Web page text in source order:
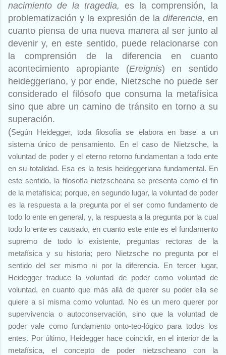
nacimiento de la tragedia, es la comprensión, la
problematización y la expresión de la diferencia, en
cuanto piensa de una nueva manera al ser junto al
devenir y, en este sentido, puede relacionarse con
la comprensión de la diferencia en cuanto
acontecimiento apropiante (Ereignis) en sentido
heideggeriano, y por ende, Nietzsche no puede ser
considerado el filósofo que consuma la metafísica
sino que abre un camino de tránsito en torno a su
superación.
(Según Heidegger, toda filosofía se elabora en base a un
sistema único de pensamiento. En el caso de Nietzsche, la
voluntad de poder y el eterno retorno fundamentan a todo ente
en su totalidad. Esa es la tesis heideggeriana fundamental. En
este sentido, la filosofía nietzscheana se presenta como el fin
de la metafísica; porque, en segundo lugar, la voluntad de poder
es la respuesta a la pregunta por el ser como fundamento de
todo lo ente en general, y, la respuesta a la pregunta por la cual
todo lo ente es causado, en cuanto este ente es el fundamento
supremo de todo lo existente, preguntas rectoras de la
metafísica y su historia; pero Nietzsche no pregunta por el
sentido del ser mismo ni por la diferencia. En tercer lugar,
Heidegger traduce la voluntad de poder como voluntad de
voluntad, en cuanto que más allá de querer su poder ella se
quiere a sí misma como voluntad. No es un mero querer por
supervivencia o autoconservación, sino que la voluntad de
poder vale como fundamento onto-teo-lógico para todos los
entes. Por último, Heidegger hace coincidir, en el interior de la
metafísica, el concepto de poder nietzscheano con la